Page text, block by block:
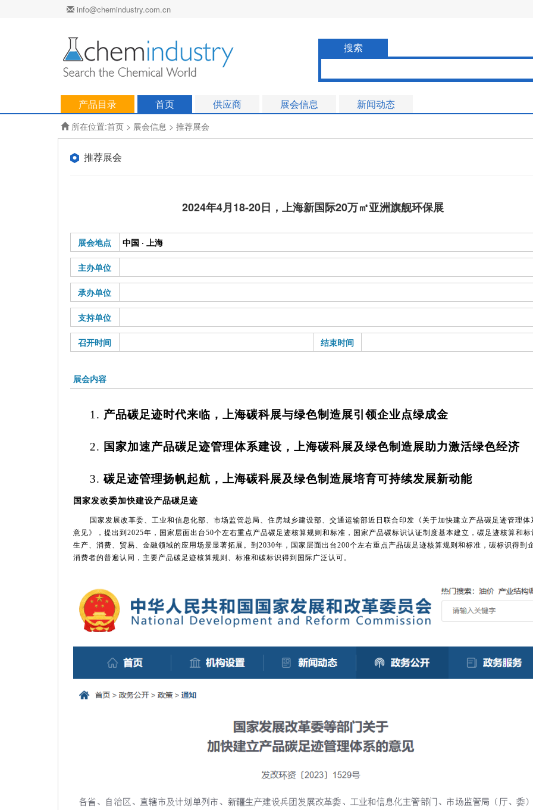
info@chemindustry.com.cn
搜索
产品目录 首页 供应商 展会信息 新闻动态
所在位置:首页 > 展会信息 > 推荐展会
推荐展会
2024年4月18-20日，上海新国际20万㎡亚洲旗舰环保展
展会地点 中国 · 上海
主办单位
承办单位
支持单位
召开时间 结束时间
展会内容
1. 产品碳足迹时代来临，上海碳科展与绿色制造展引领企业点绿成金
2. 国家加速产品碳足迹管理体系建设，上海碳科展及绿色制造展助力激活绿色经济
3. 碳足迹管理扬帆起航，上海碳科展及绿色制造展培育可持续发展新动能
国家发改委加快建设产品碳足迹
国家发展改革委、工业和信息化部、市场监管总局、住房城乡建设部、交通运输部近日联合印发《关于加快建立产品碳足迹管理体
意见》，提出到 2025年，国家层面出台50个左右重点产品碳足迹核算规则和标准，国家产品碳标识认证制度基本建立，碳足迹核算和标
生产、消费、贸易、金融领域的应用场景显著拓展 。 到 2030年，国家层面出台200个左右重点产品碳足迹核算规则和标准，碳标识得到
消费者的普遍认同，主要产品碳足迹核算规则、标准和碳标识得到国际广泛认可。